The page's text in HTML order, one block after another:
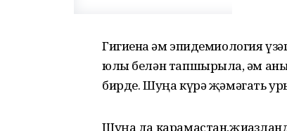
Гигиена һәм эпидемиология
юлы белән тапшырыла, һәм
бирде. Шуңа күрә җәмәгать
Шуңа да